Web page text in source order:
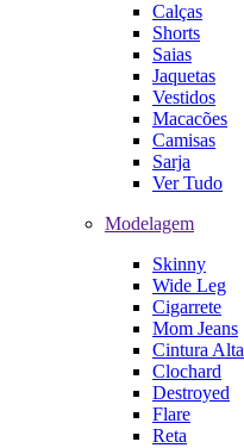
Calças
Shorts
Saias
Jaquetas
Vestidos
Macacões
Camisas
Sarja
Ver Tudo
Modelagem
Skinny
Wide Leg
Cigarrete
Mom Jeans
Cintura Alta
Clochard
Destroyed
Flare
Reta